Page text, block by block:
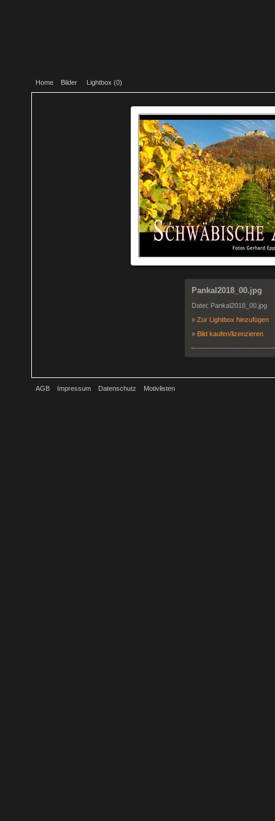
Home Bilder Lightbox (0)
Pankal2018_00.jpg
Datei: Pankal2018_00.jpg
» Zur Lightbox hinzufügen
» Bild kaufen/lizenzieren
AGB Impressum Datenschutz Motivlisten